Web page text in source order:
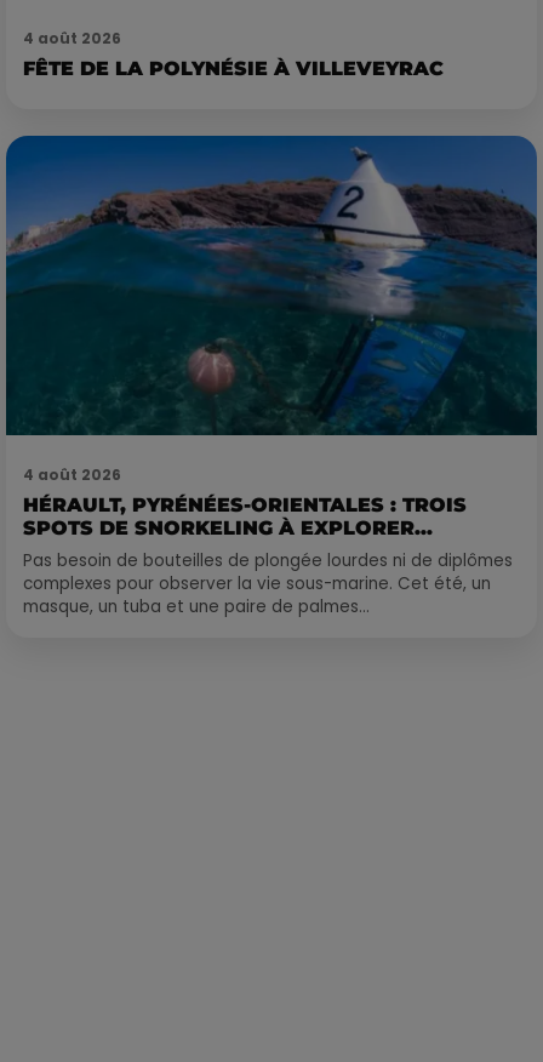
4 août 2026
FÊTE DE LA POLYNÉSIE À VILLEVEYRAC
4 août 2026
HÉRAULT, PYRÉNÉES-ORIENTALES : TROIS
SPOTS DE SNORKELING À EXPLORER...
Pas besoin de bouteilles de plongée lourdes ni de diplômes
complexes pour observer la vie sous-marine. Cet été, un
masque, un tuba et une paire de palmes...